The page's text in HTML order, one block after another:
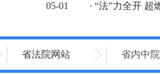
05-01 · “法”力全开
省法院网站 省内中